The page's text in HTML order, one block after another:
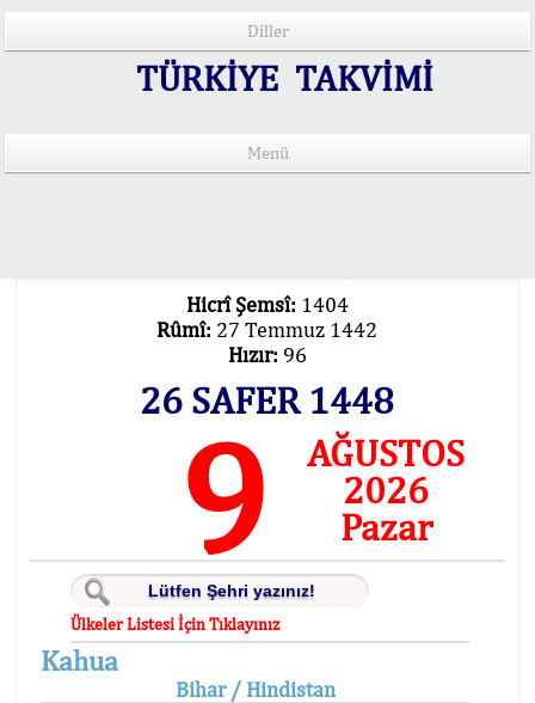
Diller
TÜRKİYE TAKVİMİ
Menü
Hicrî Şemsî: 1404
Rûmî: 27 Temmuz 1442
Hızır: 96
26 SAFER 1448
9
AĞUSTOS
2026
Pazar
Ülkeler Listesi İçin Tıklayınız
Kahua
Bihar / Hindistan